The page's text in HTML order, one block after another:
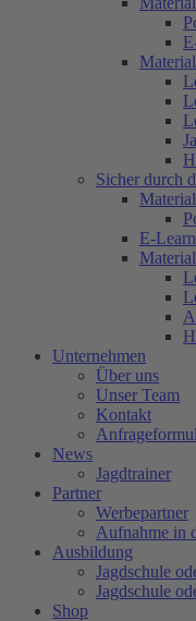
Sicher durch
E-
Unternehmen
Über uns
Unser Team
Kontakt
News
Jagdtrainer
Partner
Werbepartner
Aufnahme in
Ausbildung
Jagdschule
Jagdschule
Shop